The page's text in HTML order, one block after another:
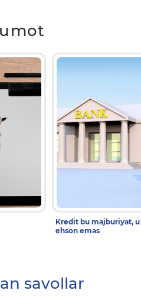
Kredit bu majburiyat, u
ehson emas
savollar